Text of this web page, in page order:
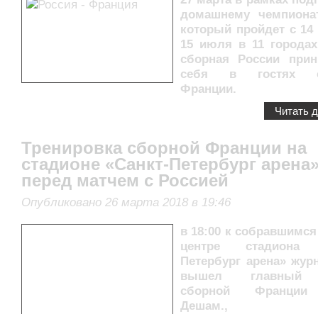
домашнему
который пройдет с
15 июля в 11
сборная России
себя в гостях
Франции.
Читать
Тренировка сборной Франции на
стадионе «Санкт-Петербург
перед матчем с Россией
Опубликовано 26 марта 2018 в 19:46
в 18:00 к
центре стадиона
Петербург арена»
вышел главный
сборной
Дешам.,